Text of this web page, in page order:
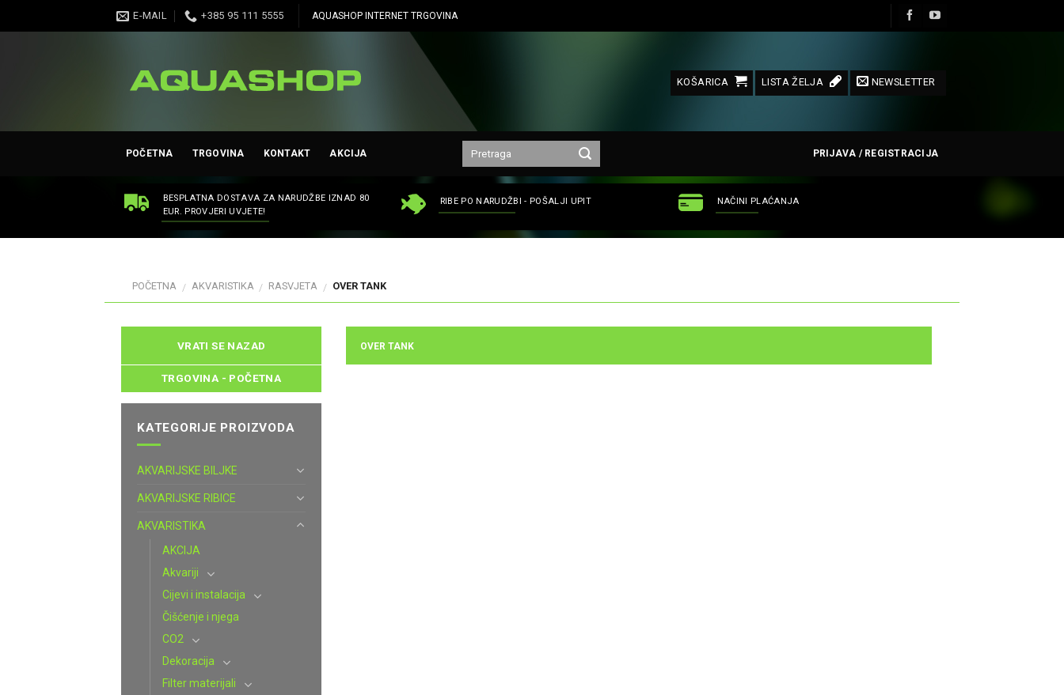
to
E-MAIL +385 95 111 5555 AQUASHOP INTERNET TRGOVINA
KOŠARICA LISTA ŽELJA NEWSLETTER
POČETNA TRGOVINA KONTAKT AKCIJA PRIJAVA / REGISTRACIJA
BESPLATNA DOSTAVA ZA NARUDŽBE IZNAD 80
EUR. PROVJERI UVJETE!
RIBE PO NARUDŽBI - POŠALJI UPIT NAČINI PLAĆANJA
POČETNA / AKVARISTIKA / RASVJETA / OVER TANK
TRGOVINA - POČETNA
KATEGORIJE PROIZVODA
AKVARIJSKE BILJKE
AKVARIJSKE RIBICE
AKVARISTIKA
AKCIJA
Akvariji
Cijevi i instalacija
Čišćenje i njega
CO2
Dekoracija
Filter materijali
OVER TANK